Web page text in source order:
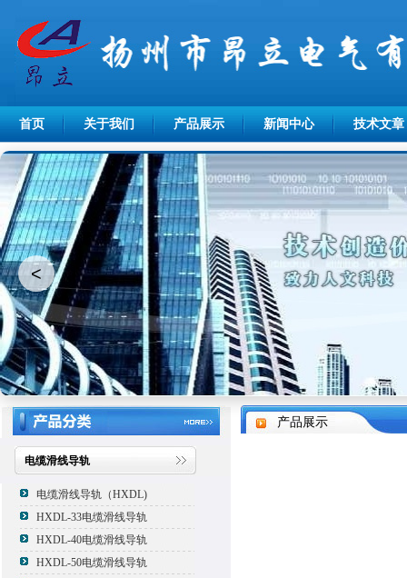
首页 关于我们 产品展示 新闻中心 技术文章
<
电缆滑线导轨
电缆滑线导轨（HXDL)
HXDL-33电缆滑线导轨
HXDL-40电缆滑线导轨
HXDL-50电缆滑线导轨
产品展示